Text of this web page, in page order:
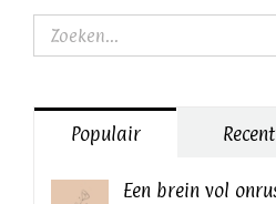
Zoeken
naar:
Populair Recent
Een brein vol